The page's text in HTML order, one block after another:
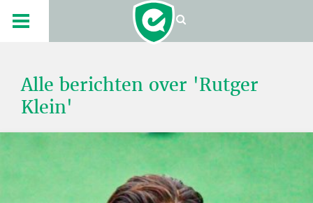
Alle berichten over 'Rutger
Klein'